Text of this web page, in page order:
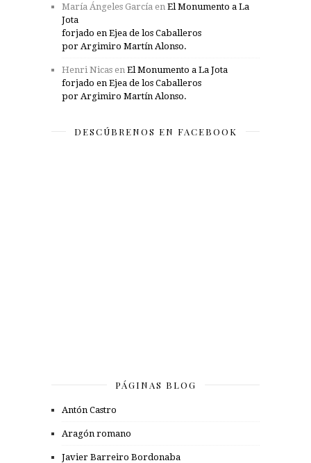
María Ángeles García en El Monumento a La
Jota
forjado en Ejea de los Caballeros
por Argimiro Martín Alonso.
Henri Nicas en El Monumento a La Jota
forjado en Ejea de los Caballeros
por Argimiro Martín Alonso.
DESCÚBRENOS EN FACEBOOK
PÁGINAS BLOG
Antón Castro
Aragón romano
Javier Barreiro Bordonaba